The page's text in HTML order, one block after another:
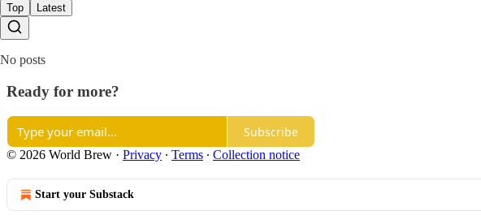
Top
Latest
No posts
Ready for more?
Subscribe
© 2026 World Brew · Privacy ∙ Terms ∙ Collection notice
Start your Substack